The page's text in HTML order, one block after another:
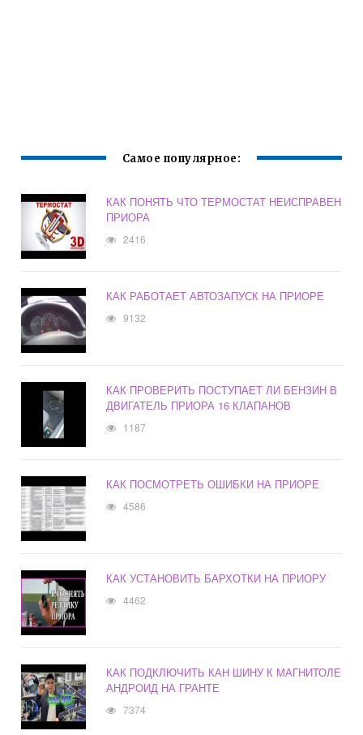
Самое популярное:
КАК ПОНЯТЬ ЧТО ТЕРМОСТАТ НЕИСПРАВЕН
ПРИОРА
2416
КАК РАБОТАЕТ АВТОЗАПУСК НА ПРИОРЕ
9132
КАК ПРОВЕРИТЬ ПОСТУПАЕТ ЛИ БЕНЗИН В
ДВИГАТЕЛЬ ПРИОРА 16 КЛАПАНОВ
1187
КАК ПОСМОТРЕТЬ ОШИБКИ НА ПРИОРЕ
4586
КАК УСТАНОВИТЬ БАРХОТКИ НА ПРИОРУ
4462
КАК ПОДКЛЮЧИТЬ КАН ШИНУ К МАГНИТОЛЕ
АНДРОИД НА ГРАНТЕ
7374